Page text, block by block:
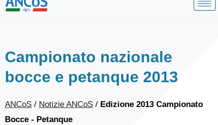
Campionato nazionale
bocce e petanque 2013
ANCoS / Notizie ANCoS / Edizione 2013 Campionato
Bocce - Petanque